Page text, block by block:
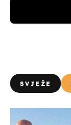
SVJEŽE